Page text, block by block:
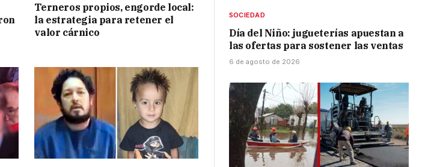
Terneros propios, engorde local:
la estrategia para retener el
valor cárnico
SOCIEDAD
Día del Niño: jugueterías apuestan a
las ofertas para sostener las ventas
6 de agosto de 2026